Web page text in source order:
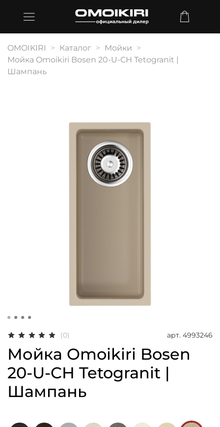
OMOIKIRI Каталог
Мойки
Мойка Omoikiri Bosen 20-U-CH Tetogranit |
Шампань
(0) арт. 4993246
Мойка Omoikiri Bosen
20-U-CH Tetogranit |
Шампань